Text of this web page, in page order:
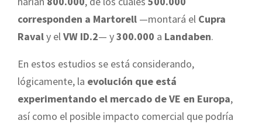
corresponden a Martorell —montará el Cupra
Ravaly el VW ID.2— y300.000 a Landaben.
En estos estudios se está considerando,
lógicamente, la evolución que está
experimentando el mercado de VE en Europa,
así como el posible impacto comercial que podría